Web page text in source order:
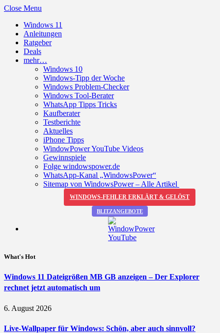
Close Menu
Windows 11
Anleitungen
Ratgeber
Deals
mehr…
Windows 10
Windows-Tipp der Woche
Windows Problem-Checker
Windows Tool-Berater
WhatsApp Tipps Tricks
Kaufberater
Testberichte
Aktuelles
iPhone Tipps
WindowPower YouTube Videos
Gewinnspiele
Folge windowspower.de
WhatsApp-Kanal „WindowsPower“
Sitemap von WindowsPower – Alle Artikel
WINDOWS-FEHLER ERKLÄRT & GELÖST
BLITZANGEBOTE
What's Hot
Windows 11 Dateigrößen MB GB anzeigen – Der Explorer
rechnet jetzt automatisch um
6. August 2026
Live-Wallpaper für Windows: Schön, aber auch sinnvoll?